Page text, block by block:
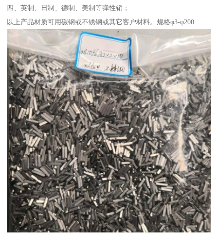
四、英制、日制、德制、美制等弹性销；
以上产品材质可用碳钢或不锈钢或其它客户材料。规格φ3-φ200